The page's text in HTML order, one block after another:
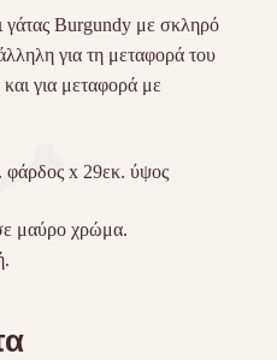
γάτας Burgundy με σκληρό
για τη μεταφορά του
για μεταφορά με
φάρδος x 29εκ. ύψος
μαύρο χρώμα.